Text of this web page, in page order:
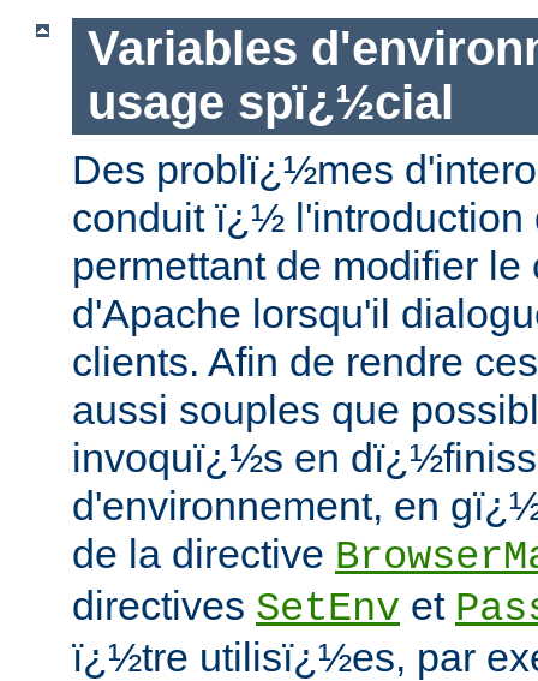
Variables
usage spï¿½cial
Des problï¿½mes
conduit ï¿½
permettant de modifier le
d'Apache lorsqu'il
clients. Afin de rendre
aussi souples que
invoquï¿½s en
d'environnement, en
de la directive
directives SetEnv et
ï¿½tre utilisï¿½es, par